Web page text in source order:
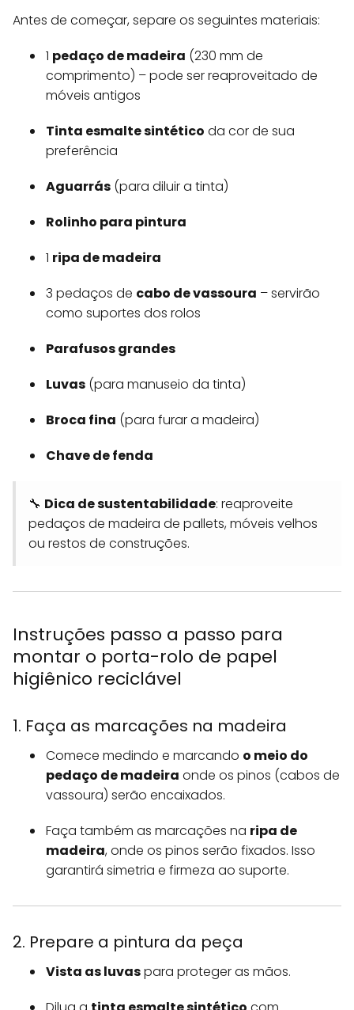
Antes de começar, separe os seguintes materiais:
1 pedaço de madeira (230 mm de
comprimento) – pode ser reaproveitado de
móveis antigos
Tinta esmalte sintético da cor de sua
preferência
Aguarrás (para diluir a tinta)
Rolinho para pintura
1 ripa de madeira
3 pedaços de cabo de vassoura – servirão
como suportes dos rolos
Parafusos grandes
Luvas (para manuseio da tinta)
Broca fina (para furar a madeira)
Chave de fenda
🔧 Dica de sustentabilidade: reaproveite
pedaços de madeira de pallets, móveis velhos
ou restos de construções.
Instruções passo a passo para
montar o porta-rolo de papel
higiênico reciclável
1. Faça as marcações na madeira
Comece medindo e marcando o meio do
pedaço de madeira onde os pinos (cabos de
vassoura) serão encaixados.
Faça também as marcações na ripa de
madeira, onde os pinos serão fixados. Isso
garantirá simetria e firmeza ao suporte.
2. Prepare a pintura da peça
Vista as luvaspara proteger as mãos.